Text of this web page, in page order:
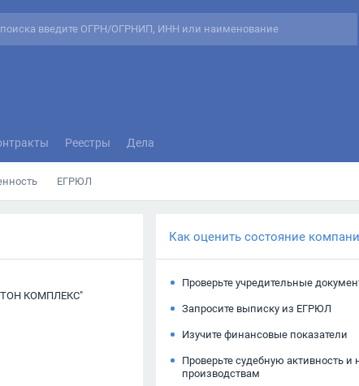
Реестры Дела
ЕГРЮЛ
КОМПЛЕКС"
Как оценить состояние
Проверьте учредительные
Запросите выписку из ЕГРЮЛ
Изучите финансовые показатели
Проверьте судебную активность
производствам